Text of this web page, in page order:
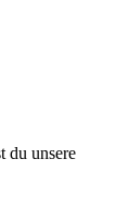
du unsere